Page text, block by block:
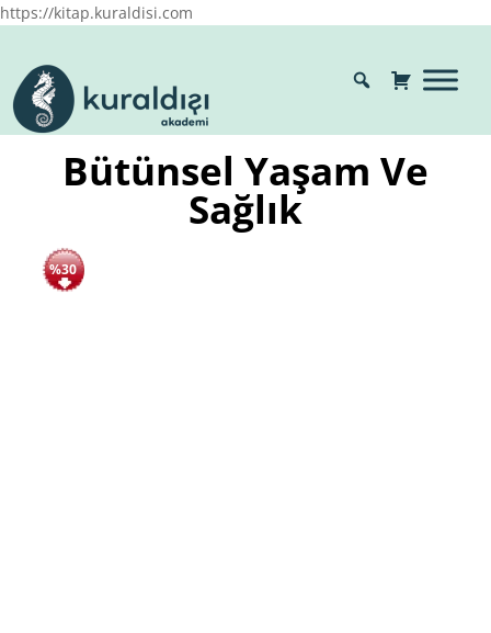
https://kitap.kuraldisi.com
Bütünsel Yaşam Ve
Sağlık
%30